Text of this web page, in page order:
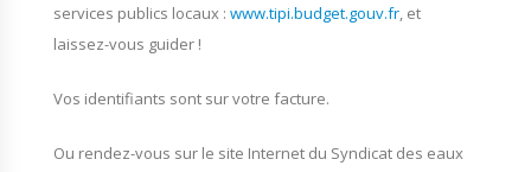
services publics locaux : www.tipi.budget.gouv.fr, et
laissez-vous guider !
Vos identifiants sont sur votre facture.
Ou rendez-vous sur le site Internet du Syndicat des eaux